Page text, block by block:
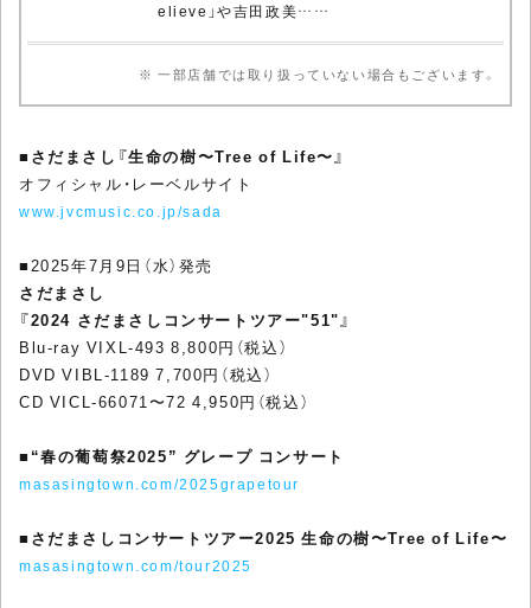
elieve」や吉田政美……
※ 一部店舗では取り扱っていない場合もございます。
■ さだまさし『生命の樹〜Tree of Life〜』
オフィシャル・レーベルサイト
www.jvcmusic.co.jp/sada
■2025年7月9日（水）発売
さだまさし
『2024 さだまさしコンサートツアー"51"』
Blu-ray VIXL-493 8,800円（税込）
DVD VIBL-1189 7,700円（税込）
CD VICL-66071〜72 4,950円（税込）
■ “春の葡萄祭2025” グレープ コンサート
masasingtown.com/2025grapetour
■ さだまさしコンサートツアー2025 生命の樹〜Tree of Life〜
masasingtown.com/tour2025